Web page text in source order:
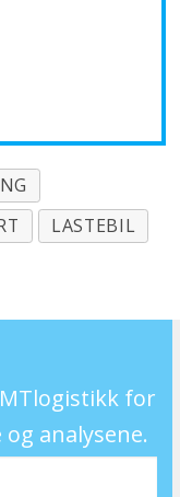
LASTEBIL
for
analysene.